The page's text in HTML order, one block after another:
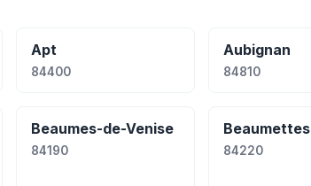
Apt
84400
Aubignan
84810
Beaumes-de-Venise
84190
Beaumettes
84220